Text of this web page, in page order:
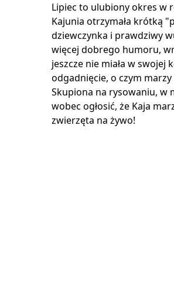
Lipiec to ulubiony okres w
Kajunia otrzymała krótką
dziewczynka i prawdziwy
więcej dobrego humoru,
jeszcze nie miała w swojej
odgadnięcie, o czym
Skupiona na rysowaniu, w
wobec ogłosić, że Kaja
zwierzęta na żywo!